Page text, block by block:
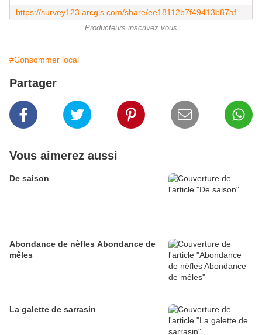
Producteurs inscrivez vous
#Consommer local
Partager
Vous aimerez aussi
De saison
Abondance de nèfles Abondance de
mêles
La galette de sarrasin